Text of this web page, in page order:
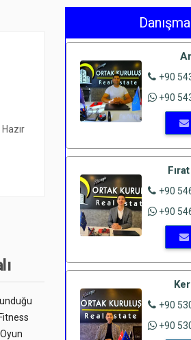
+90
+90
+90
+90
+90
+90